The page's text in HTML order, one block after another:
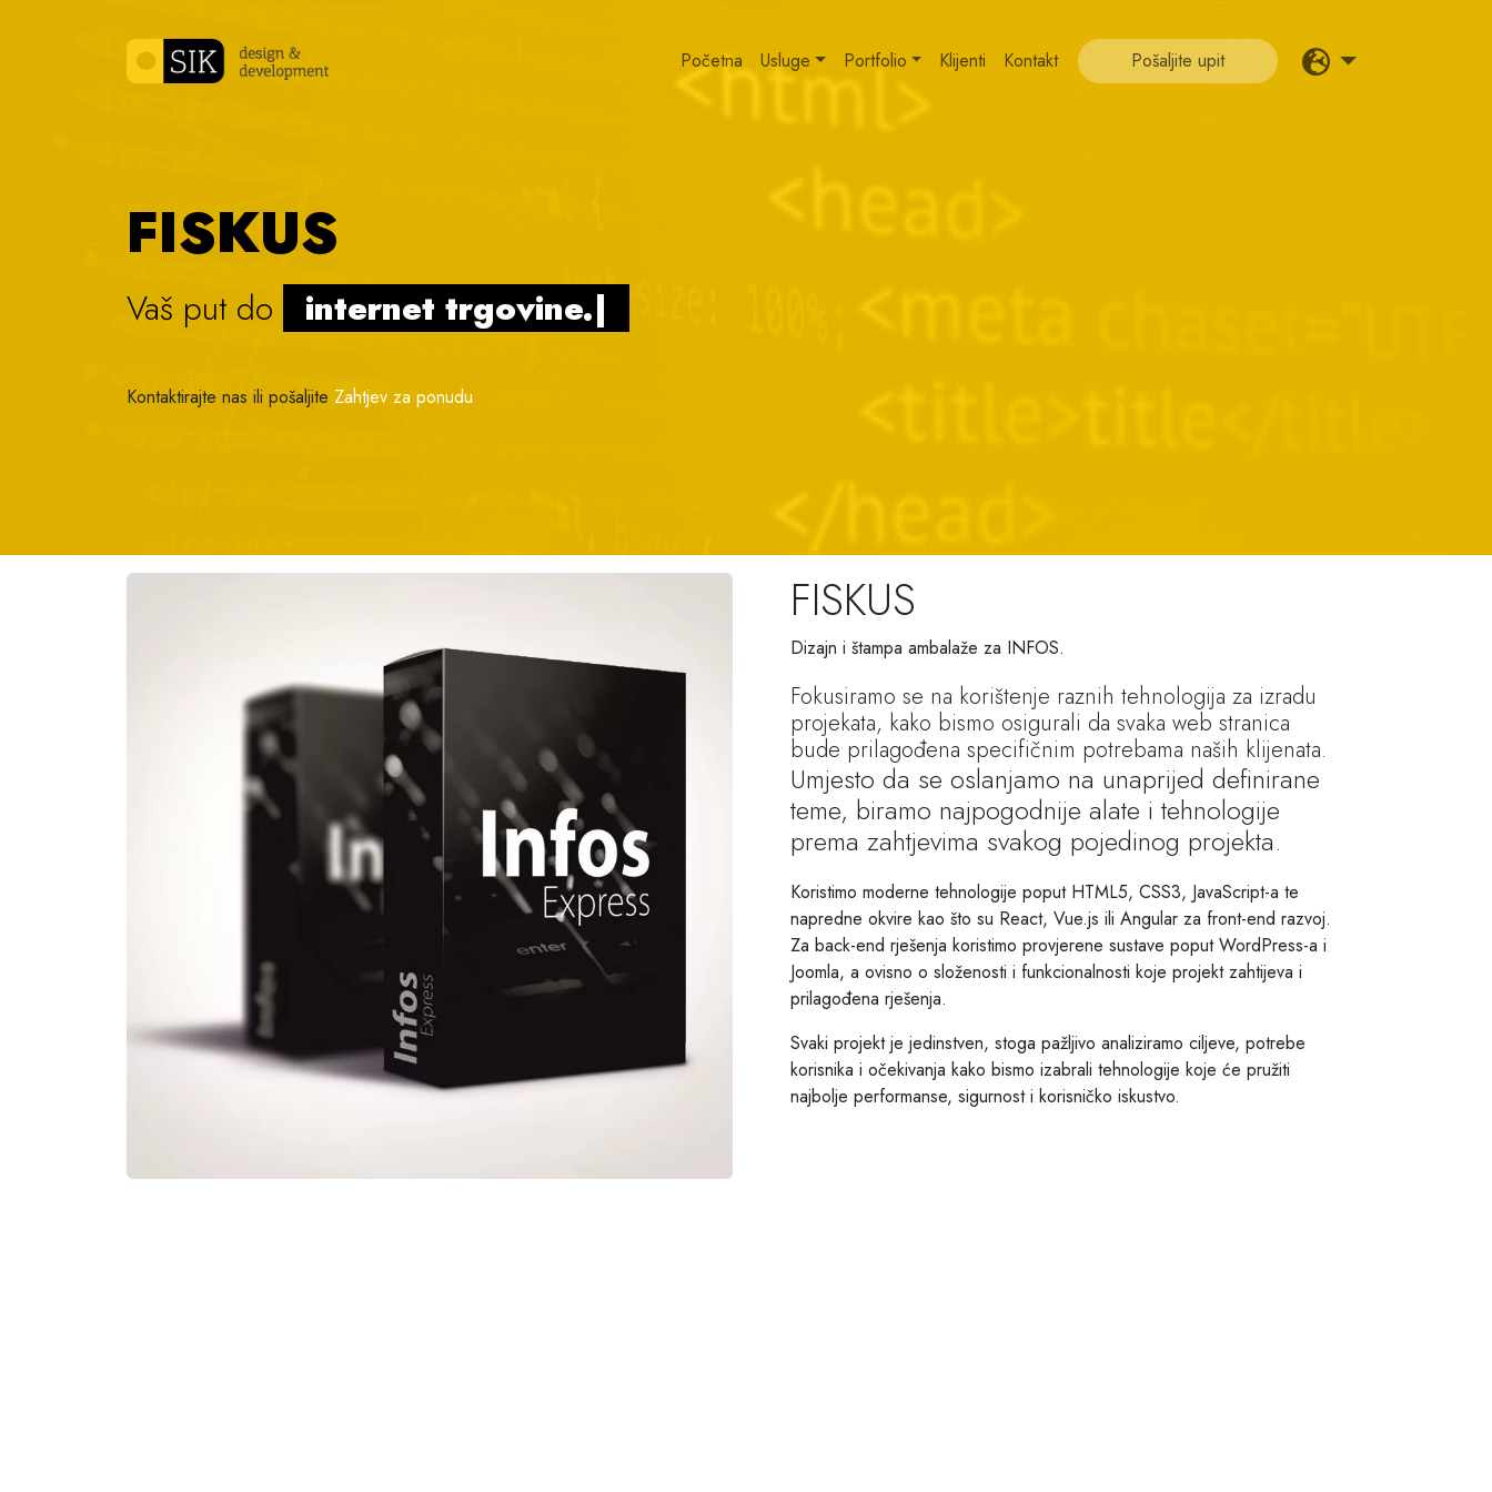
Početna
Usluge Portfolio Klijenti Kontakt Pošaljite upit
FISKUS
Vaš put do internet trgovine.|
Kontaktirajte nas ili pošaljite Zahtjev za ponudu
FISKUS
Dizajn i štampa ambalaže za INFOS.
Fokusiramo se na korištenje raznih tehnologija za izradu
projekata, kako bismo osigurali da svaka web stranica
bude prilagođena specifičnim potrebama naših klijenata.
Umjesto da se oslanjamo na unaprijed definirane
teme, biramo najpogodnije alate i tehnologije
prema zahtjevima svakog pojedinog projekta.
Koristimo moderne tehnologije poput HTML5, CSS3, JavaScript-a te
napredne okvire kao što su React, Vue.js ili Angular za front-end razvoj.
Za back-end rješenja koristimo provjerene sustave poput WordPress-a i
Joomla, a ovisno o složenosti i funkcionalnosti koje projekt zahtijeva i
prilagođena rješenja.
Svaki projekt je jedinstven, stoga pažljivo analiziramo ciljeve, potrebe
korisnika i očekivanja kako bismo izabrali tehnologije koje će pružiti
najbolje performanse, sigurnost i korisničko iskustvo.